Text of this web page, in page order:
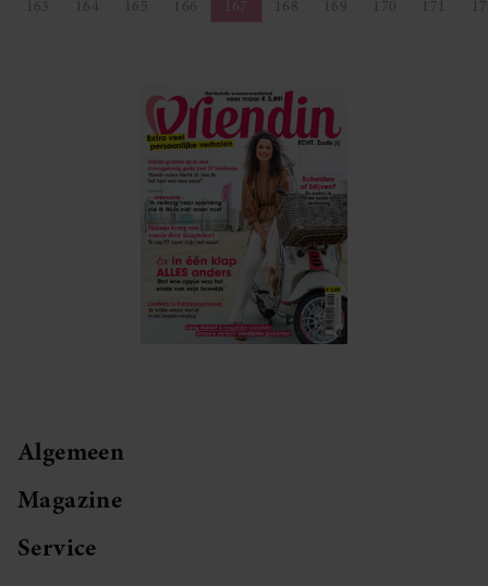
Pagina
163 Pagina
164 Pagina
165 Pagina
166 Pagina
167 Pagina
168 Pagina
169 Pagina
170 Pagina
171
Algemeen
Magazine
Service